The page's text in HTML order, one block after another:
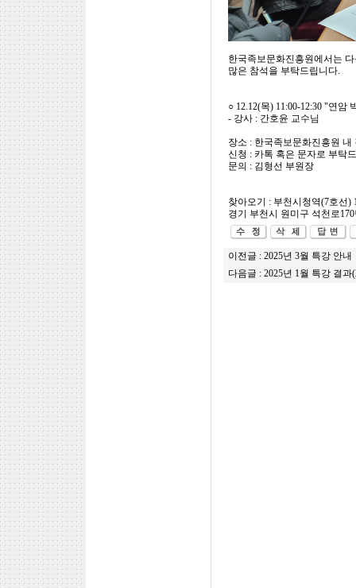
한국족보문화진흥원에서는
많은 참석을 부탁드립니다.
○ 12.12(목) 11:00-12:30 "연암
- 강사 : 간호윤 교수님
장소 : 한국족보문화진흥원 내
신청 : 카톡 혹은 문자로 부탁
문의 : 김형선 부원장
찾아오기 : 부천시청역(7호선)
경기 부천시 원미구 석천로
이전글 : 2025년 3월 특강 안내
다음글 : 2025년 1월 특강 결과